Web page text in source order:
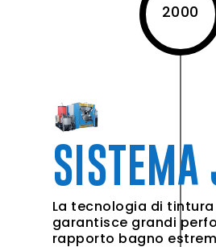
2000
SISTEMA
La tecnologia di
garantisce grandi
rapporto bagno